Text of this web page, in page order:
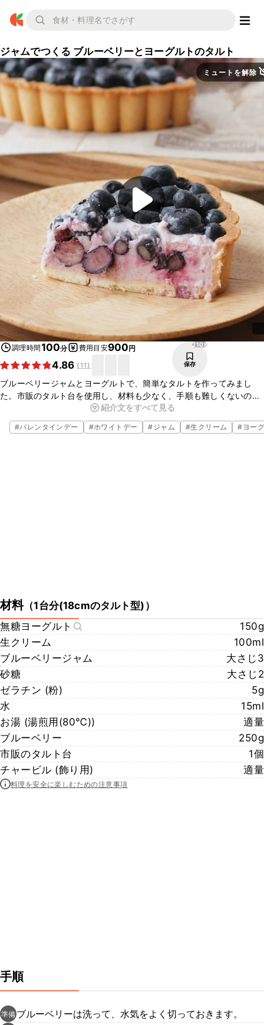
ジャムでつくる ブルーベリーとヨーグルトのタルト
ミュートを解除
調理時間100分 費用目安900円
4.86 (11)
2108
保存
ブルーベリージャムとヨーグルトで、簡単なタルトを作ってみまし
た。市販のタルト台を使用し、材料も少なく、手順も難しくないの
で、初心者の方でも、お子さまとご一緒でも、楽しく作れますよ。ブ
ルーベリーの甘味とヨーグルトの酸味がよく合うスイーツです。
紹介文をすべて見る
#バレンタインデー #ホワイトデー #ジャム #生クリーム #ヨー
材料（1台分(18cmのタルト型) ）
無糖ヨーグルト
150g
生クリーム
100ml
ブルーベリージャム
大さじ3
砂糖
大さじ2
ゼラチン (粉)
5g
水
15ml
お湯 (湯煎用(80℃))
適量
ブルーベリー
250g
市販のタルト台
1個
チャービル (飾り用)
適量
料理を安全に楽しむための注意事項
手順
準備 ブルーベリーは洗って、水気をよく切っておきます。